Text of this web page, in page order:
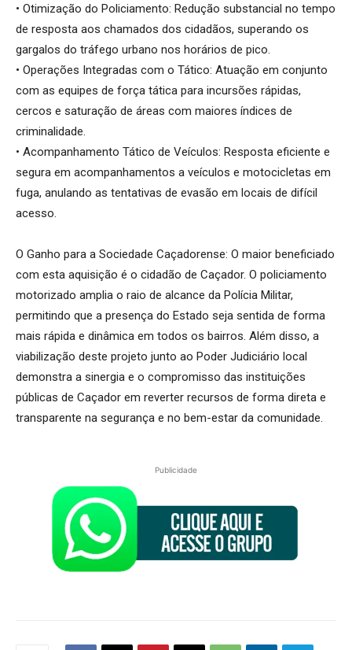
• Otimização do Policiamento: Redução substancial no tempo
de resposta aos chamados dos cidadãos, superando os
gargalos do tráfego urbano nos horários de pico.
• Operações Integradas com o Tático: Atuação em conjunto
com as equipes de força tática para incursões rápidas,
cercos e saturação de áreas com maiores índices de
criminalidade.
• Acompanhamento Tático de Veículos: Resposta eficiente e
segura em acompanhamentos a veículos e motocicletas em
fuga, anulando as tentativas de evasão em locais de difícil
acesso.
O Ganho para a Sociedade Caçadorense: O maior beneficiado
com esta aquisição é o cidadão de Caçador. O policiamento
motorizado amplia o raio de alcance da Polícia Militar,
permitindo que a presença do Estado seja sentida de forma
mais rápida e dinâmica em todos os bairros. Além disso, a
viabilização deste projeto junto ao Poder Judiciário local
demonstra a sinergia e o compromisso das instituições
públicas de Caçador em reverter recursos de forma direta e
transparente na segurança e no bem-estar da comunidade.
Publicidade